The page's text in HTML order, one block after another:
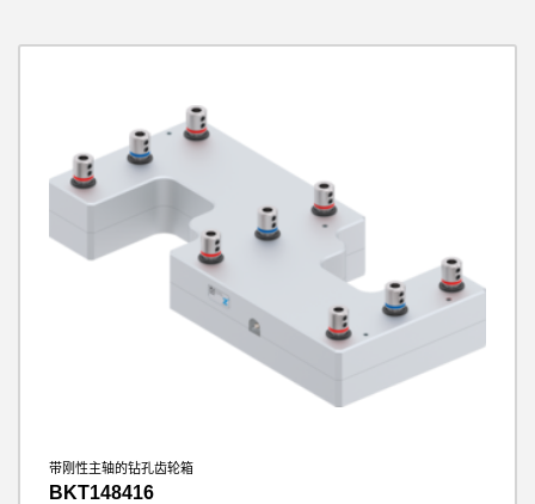
带刚性主轴的钻孔齿轮箱
BKT148416